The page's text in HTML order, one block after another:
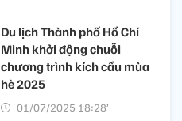
Du lịch Thành phố Hồ Chí
Minh khởi động chuỗi
chương trình kích cầu mùa
hè 2025
01/07/2025 18:28’